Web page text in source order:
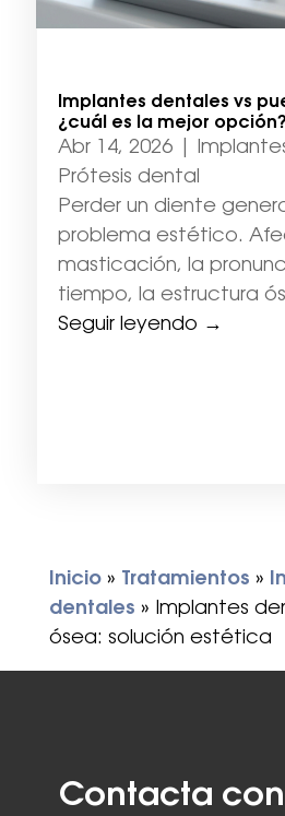
Implantes dentales vs
¿cuál es la mejor opción?
Abr 14, 2026|
Prótesis dental
Perder un diente
problema estético.
masticación, la
tiempo, la estructura
Seguir leyendo →
Inicio» Tratamientos »
dentales » Implantes
ósea: solución estética
Contacta